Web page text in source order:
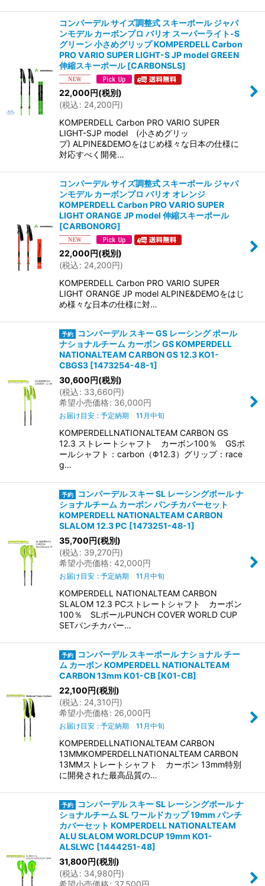
コンパーデル サイズ調整式 スキーポール ジャパ
ンモデル カーボンプロ バリオ スーパーライト-S
グリーン 小さめグリップ KOMPERDELL Carbon
PRO VARIO SUPER LIGHT-S JP model GREEN
伸縮スキーポール[CARBONSLS]
22,000円(税別)
(税込: 24,200円)
KOMPERDELL Carbon PRO VARIO SUPER
LIGHT-SJP model (小さめグリッ
プ) ALPINE&DEMOをはじめ様々な日本の仕様に
対応すべく開発…
コンパーデル サイズ調整式 スキーポール ジャパ
ンモデル カーボンプロ バリオ オレンジ
KOMPERDELL Carbon PRO VARIO SUPER
LIGHT ORANGE JP model 伸縮スキーポール
[CARBONORG]
22,000円(税別)
(税込: 24,200円)
KOMPERDELL Carbon PRO VARIO SUPER
LIGHT ORANGE JP model ALPINE&DEMOをはじ
め様々な日本の仕様に対…
コンパーデル スキー GS レーシング ポール
ナショナルチーム カーボン GS KOMPERDELL
NATIONALTEAM CARBON GS 12.3 KO1-
CBGS3 [1473254-48-1]
30,600円(税別)
(税込: 33,660円)
希望小売価格: 36,000円
お届け目安 : 予定納期 11月中旬
KOMPERDELLNATIONALTEAM CARBON GS
12.3 ストレートシャフト カーボン100％ GSポ
ールシャフト：carbon（Φ12.3）グリップ：race
g…
コンパーデル スキー SL レーシングポール ナ
ショナルチーム カーボン パンチカバーセット
KOMPERDELL NATIONALTEAM CARBON
SLALOM 12.3 PC [1473251-48-1]
35,700円(税別)
(税込: 39,270円)
希望小売価格: 42,000円
お届け目安 : 予定納期 11月中旬
KOMPERDELL NATIONALTEAM CARBON
SLALOM 12.3 PCストレートシャフト カーボン
100％ SLポールPUNCH COVER WORLD CUP
SETパンチカバー…
コンパーデル スキーポール ナショナル チー
ム カーボン KOMPERDELL NATIONALTEAM
CARBON 13mm K01-CB [K01-CB]
22,100円(税別)
(税込: 24,310円)
希望小売価格: 26,000円
お届け目安 : 予定納期 11月中旬
KOMPERDELLNATIONALTEAM CARBON
13MMKOMPERDELLNATIONALTEAM CARBON
13MMストレートシャフト カーボン 13mm特別
に開発された最高品質の…
コンパーデル スキー SL レーシングポール ナ
ショナルチーム SL ワールドカップ 19mm パンチ
カバーセット KOMPERDELL NATIONALTEAM
ALU SLALOM WORLDCUP 19mm KO1-
ALSLWC [1444251-48]
31,800円(税別)
(税込: 34,980円)